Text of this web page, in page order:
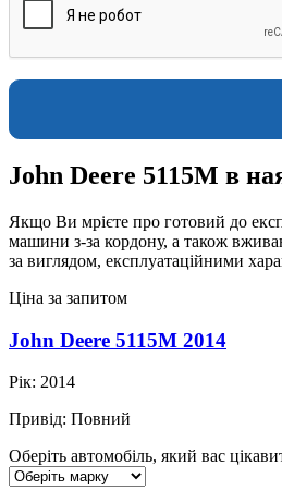
John Deere 5115M в
Якщо Ви мрієте про готовий до
машини з-за кордону, а також
за виглядом, експлуатаційними
Ціна за запитом
John Deere 5115M 2014
Рік: 2014
Привід: Повний
Оберіть автомобіль, який вас